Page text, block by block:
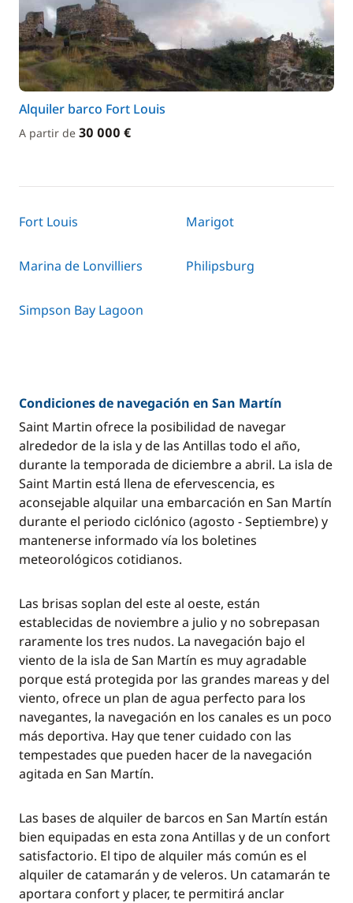
Alquiler barco Fort Louis
A partir de 30 000 €
Fort Louis Marigot
Marina de Lonvilliers Philipsburg
Simpson Bay Lagoon
Condiciones de navegación en San Martín
Saint Martin ofrece la posibilidad de navegar
alrededor de la isla y de las Antillas todo el año,
durante la temporada de diciembre a abril. La isla de
Saint Martin está llena de efervescencia, es
aconsejable alquilar una embarcación en San Martín
durante el periodo ciclónico (agosto - Septiembre) y
mantenerse informado vía los boletines
meteorológicos cotidianos.
Las brisas soplan del este al oeste, están
establecidas de noviembre a julio y no sobrepasan
raramente los tres nudos. La navegación bajo el
viento de la isla de San Martín es muy agradable
porque está protegida por las grandes mareas y del
viento, ofrece un plan de agua perfecto para los
navegantes, la navegación en los canales es un poco
más deportiva. Hay que tener cuidado con las
tempestades que pueden hacer de la navegación
agitada en San Martín.
Las bases de alquiler de barcos en San Martín están
bien equipadas en esta zona Antillas y de un confort
satisfactorio. El tipo de alquiler más común es el
alquiler de catamarán y de veleros. Un catamarán te
aportara confort y placer, te permitirá anclar